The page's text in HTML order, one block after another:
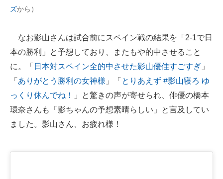
ズから）
なお影山さんは試合前にスペイン戦の結果を「2-1で日
本の勝利」と予想しており、またもや的中させること
に。「 日本対スペイン全的中させた影山優佳すごすぎ 」
「 ありがとう勝利の女神様 」「 とりあえず #影山寝ろ ゆ
っくり休んでね！
」と驚きの声が寄せられ、俳優の橋本
環奈さんも「影ちゃんの予想素晴らしい」と言及してい
ました。影山さん、お疲れ様！